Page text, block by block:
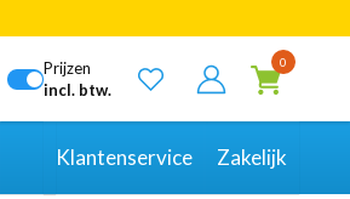
Prijzen
incl. btw.
0
Klantenservice Zakelijk